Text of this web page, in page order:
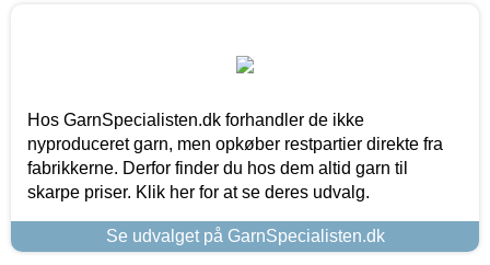
Hos GarnSpecialisten.dk forhandler de ikke
nyproduceret garn, men opkøber restpartier direkte fra
fabrikkerne. Derfor finder du hos dem altid garn til
skarpe priser. Klik her for at se deres udvalg.
Se udvalget på GarnSpecialisten.dk